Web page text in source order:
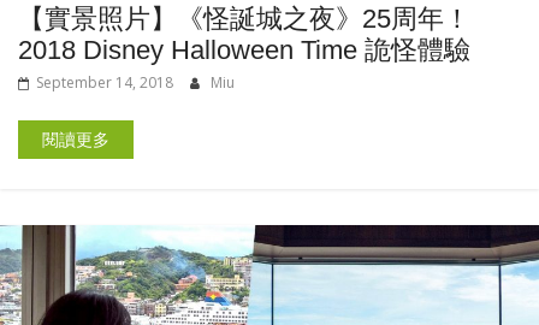
【實景照片】《怪誕城之夜》25周年！
2018 Disney Halloween Time 詭怪體驗
September 14, 2018 Miu
閱讀更多